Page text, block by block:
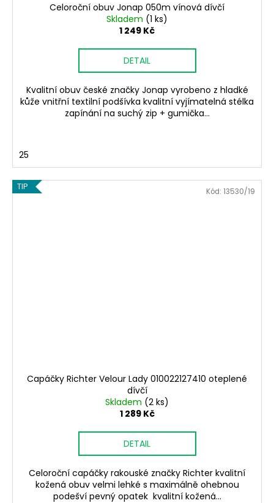
Celoroční obuv Jonap 050m vínová dívčí
Skladem (1 ks)
1 249 Kč
DETAIL
Kvalitní obuv české značky Jonap vyrobeno z hladké
kůže vnitřní textilní podšívka kvalitní vyjímatelná stélka
zapínání na suchý zip + gumička...
25
TIP
Capáčky Richter Velour Lady 010022127410 oteplené
dívčí
Skladem (2 ks)
1 289 Kč
DETAIL
Celoroční capáčky rakouské značky Richter kvalitní
kožená obuv velmi lehké s maximálně ohebnou
podešví pevný opatek kvalitní kožená...
Kód: 13530/19